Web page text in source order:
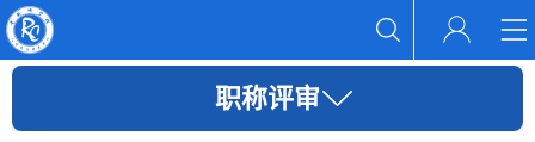
职称评审